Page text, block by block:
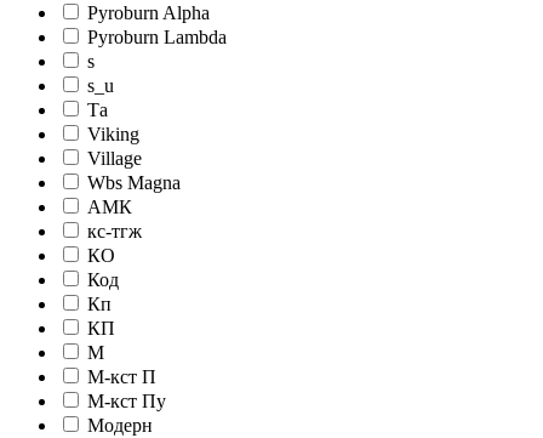
Pyroburn Alpha
Pyroburn Lambda
s
s_u
Tа
Viking
Village
Wbs Magna
АМК
кc-тгж
КО
Код
Кп
КП
М
М-кст П
М-кст Пу
Модерн